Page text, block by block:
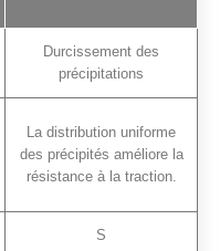
Durcissement des
précipitations
La distribution uniforme
des précipités améliore la
résistance à la traction.
S